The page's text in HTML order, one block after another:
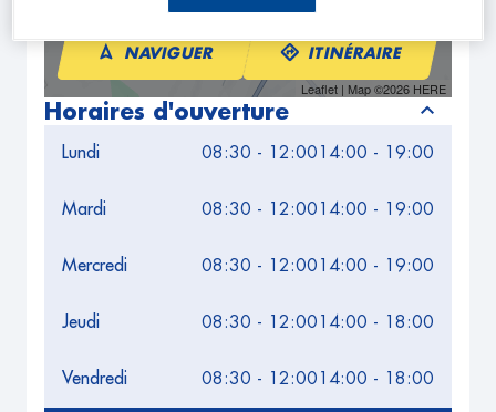
Horaires d'ouverture
Lundi 08:30 - 12:00 14:00 - 19:00
Mardi 08:30 - 12:00 14:00 - 19:00
Mercredi 08:30 - 12:00 14:00 - 19:00
Jeudi 08:30 - 12:00 14:00 - 18:00
Vendredi 08:30 - 12:00 14:00 - 18:00
Leaflet | Map ©2026 HERE
NAVIGUER ITINÉRAIRE